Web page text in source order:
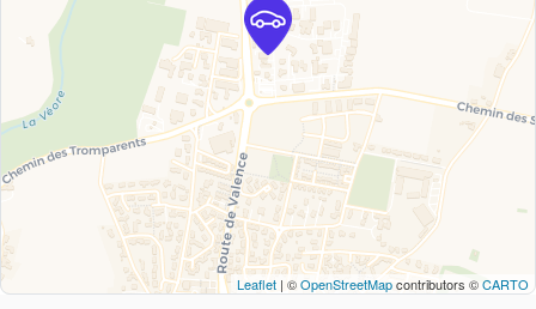
Leaflet | ©OpenStreetMapcontributors ©CARTO